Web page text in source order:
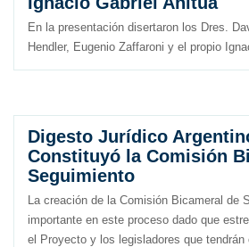
En la presentación disertaron los Dres.
Hendler, Eugenio Zaffaroni y el propio
Digesto Jurídico
Constituyó la Comisión
Seguimiento
La creación de la Comisión Bicameral de
importante en este proceso dado que
el Proyecto y los legisladores que tendrán